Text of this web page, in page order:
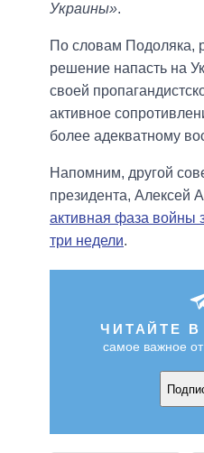
Украины».
По словам Подоляка,
решение напасть на
своей
активное
более адекватному
Напомним, другой
президента, Алексей
активная фаза войны
три недели.
ЧИТАЙТЕ В
самое важное